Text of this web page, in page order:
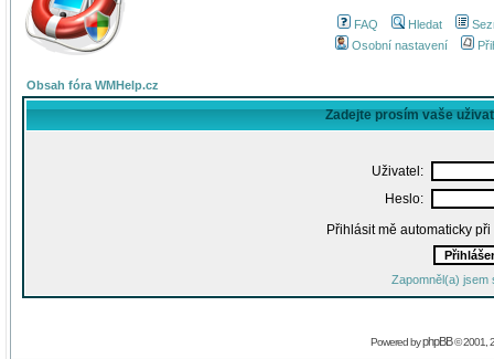
FAQ Hledat
Osobní nastavení
Obsah fóra WMHelp.cz
Zadejte prosím vaše
Uživatel:
Heslo:
Přihlásit mě automaticky
Zapomněl(a) jsem
Powered byphpBB© 2001,